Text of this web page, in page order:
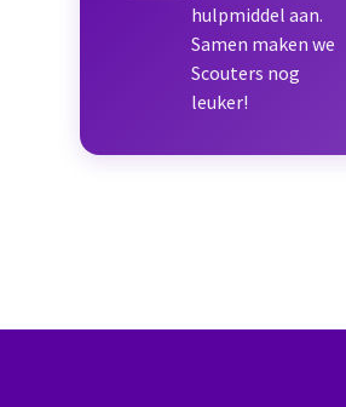
hulpmiddel aan.
Samen maken we
Scouters nog
leuker!